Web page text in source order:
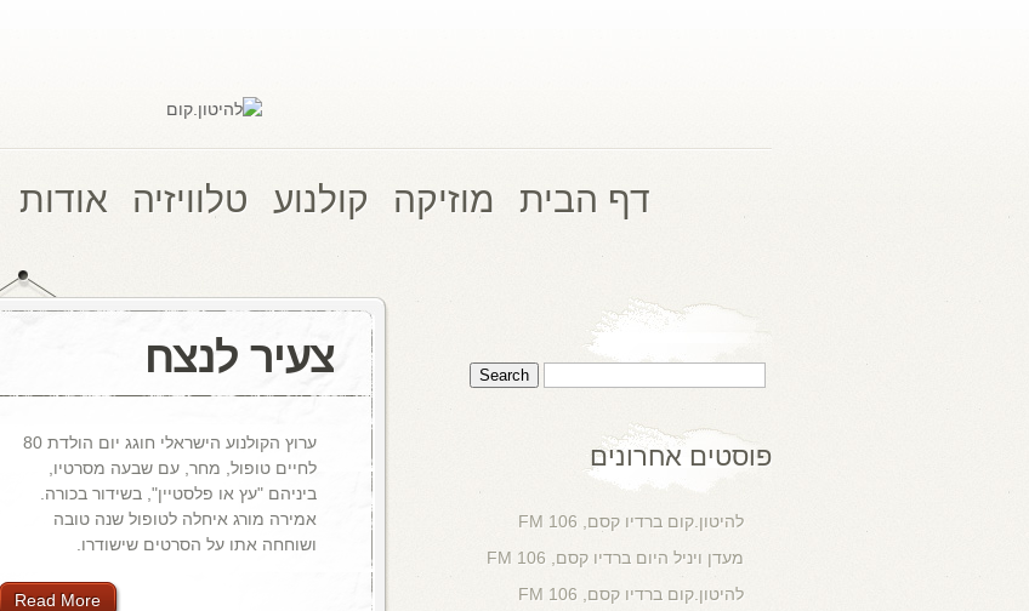
דף הבית מוזיקה קולנוע טלוויזיה אודות
צעיר לנצח
ערוץ הקולנוע הישראלי חוגג יום הולדת 80
לחיים טופול, מחר, עם שבעה מסרטיו,
ביניהם "עץ או פלסטיין", בשידור בכורה.
אמירה מורג איחלה לטופול שנה טובה
ושוחחה אתו על הסרטים שישודרו.
Read More
פוסטים אחרונים
להיטון.קום ברדיו קסם, 106 FM
מעדן ויניל היום ברדיו קסם, 106 FM
להיטון.קום ברדיו קסם, 106 FM